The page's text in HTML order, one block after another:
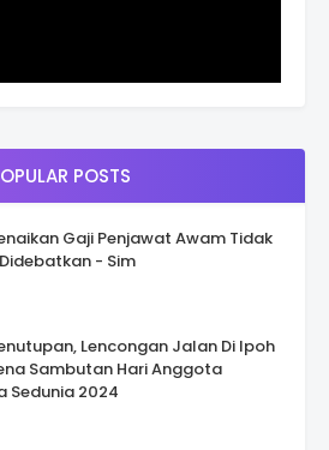
POSTS
Gaji Penjawat Awam Tidak
- Sim
Lencongan Jalan Di Ipoh
Sambutan Hari Anggota
Sedunia 2024